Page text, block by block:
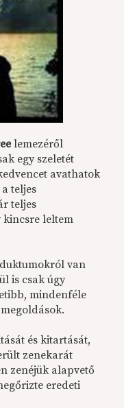
lemezéről
egy szeletét
avathatok
teljes
teljes
leltem
van
is csak úgy
mindenféle
és kitartását,
zenekarát
zenéjük alapvető
eredeti